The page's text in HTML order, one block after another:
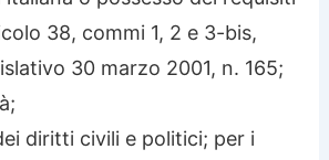
38, commi 1, 2 e 3-bis,
30 marzo 2001, n. 165;
diritti civili e politici; per i